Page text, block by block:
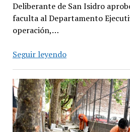
Deliberante de San Isidro
faculta al Departamento
operación,…
Seguir leyendoSe
el
estacionamiento
medido
de
San